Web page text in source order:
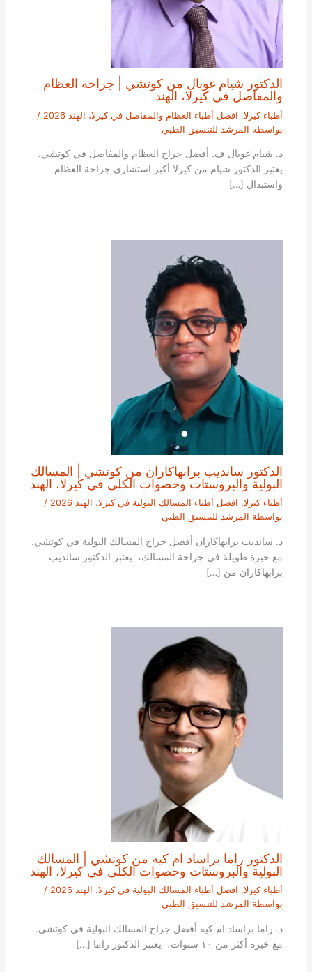
الدكتور شيام غوبال من كوتشي | جراحة العظام
والمفاصل في كيرلا، الهند
أطباء كيرلا, افضل أطباء العظام والمفاصل في كيرلا، الهند 2026
/
بواسطة المرشد للتنسيق الطبي
د. شيام غوبال ف. أفضل جراح العظام والمفاصل في كوتشي.
يعتبر الدكتور شيام من كيرلا أكبر استشاري جراحة العظام
واستبدال […]
الدكتور سانديب برابهاكاران من كوتشي | المسالك
البولية والبروستات وحصوات الكلى في كيرلا، الهند
أطباء كيرلا, افضل أطباء المسالك البولية في كيرلا، الهند 2026
/
بواسطة المرشد للتنسيق الطبي
د. سانديب برابهاكاران أفضل جراح المسالك البولية في كوتشي.
مع خبرة طويلة في جراحة المسالك، يعتبر الدكتور سانديب
برابهاكاران من […]
الدكتور راما براساد ام كيه من كوتشي | المسالك
البولية والبروستات وحصوات الكلى في كيرلا، الهند
أطباء كيرلا, افضل أطباء المسالك البولية في كيرلا، الهند 2026
/
بواسطة المرشد للتنسيق الطبي
د. راما براساد ام كيه أفضل جراح المسالك البولية في كوتشي.
مع خبرة أكثر من ١٠ سنوات، يعتبر الدكتور راما […]